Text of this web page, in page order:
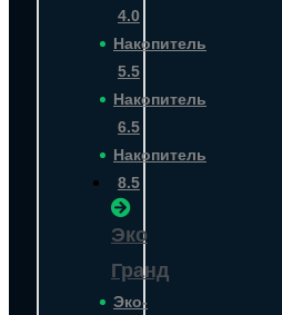
4.0
Накопитель
5.5
Накопитель
6.5
Накопитель
8.5
Эко
Гранд
Эко-